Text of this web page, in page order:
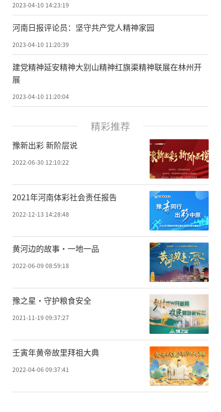
2023-04-10 14:23:19
河南日报评论员：​坚守共产党人精神家园
2023-04-10 11:20:39
建党精神延安精神大别山精神红旗渠精神联展在林州开
展
2023-04-10 11:20:04
精彩推荐
豫新出彩 新阶层说
2022-06-30 12:10:22
2021年河南体彩社会责任报告
2022-12-13 14:28:48
黄河边的故事·一地一品
2022-06-09 08:59:18
豫之星·守护粮食安全
2021-11-19 09:37:27
壬寅年黄帝故里拜祖大典
2022-04-06 09:37:41